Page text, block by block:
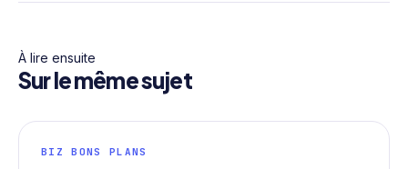
À lire ensuite
Sur le même sujet
BIZ BONS PLANS